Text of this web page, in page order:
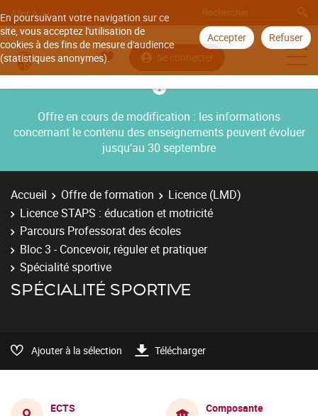
En poursuivant votre navigation sur ce
site, vous acceptez l'utilisation de
cookies à des fins de mesure d'audience
(statistiques anonymes).
Accepter Refuser
Aller à
Se connecter
Offre en cours de modification : les informations
concernant le contenu des enseignements peuvent évoluer
jusqu’au 30 septembre
Accueil Offre de formation
Licence (LMD)
Licence STAPS : éducation et motricité
Parcours Professorat des écoles
Bloc 3 - Concevoir, réguler et pratiquer
Spécialité sportive
SPÉCIALITÉ SPORTIVE
Ajouter à la sélection Télécharger
ECTS
Composante